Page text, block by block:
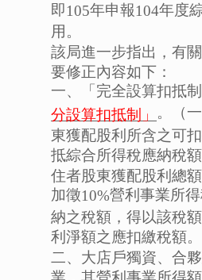
即105年申報104年度
用。
該局進一步指出，有
要修正內容如下：
一、「完全設算扣抵
分設算扣抵制」 。（
東獲配股利所含之可
抵綜合所得稅應納稅
住者股東獲配股利總
加徵10%營利事業所
納之稅額，得以該稅
利淨額之應扣繳稅額。
二、大店戶獨資、合